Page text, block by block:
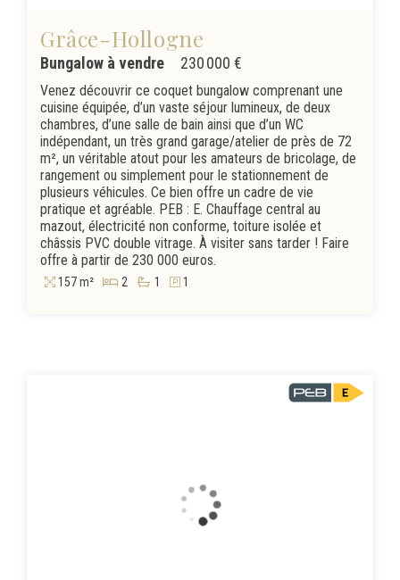
Grâce-Hollogne
230 000 €
Bungalow à vendre
Venez découvrir ce coquet bungalow comprenant une
cuisine équipée, d’un vaste séjour lumineux, de deux
chambres, d’une salle de bain ainsi que d’un WC
indépendant, un très grand garage/atelier de près de 72
m², un véritable atout pour les amateurs de bricolage, de
rangement ou simplement pour le stationnement de
plusieurs véhicules. Ce bien offre un cadre de vie
pratique et agréable. PEB : E. Chauffage central au
mazout, électricité non conforme, toiture isolée et
châssis PVC double vitrage. À visiter sans tarder ! Faire
offre à partir de 230 000 euros.
157 m² 2 1 1